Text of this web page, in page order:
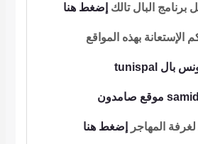
برنامج البال تالك إضغط هنا
الإستعانة بهذه المو قع
بال tunispal
موقع صامدون
المهاجر إضغط هنا